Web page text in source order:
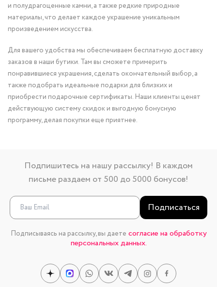
и полудрагоценные камни, а также редкие природные
материалы, что делает каждое украшение уникальным
произведением искусства.
Для вашего удобства мы обеспечиваем бесплатную доставку
заказов в наши бутики. Там вы сможете примерить
понравившиеся украшения, сделать окончательный выбор, а
также подобрать идеальные подарки для близких и
приобрести подарочные сертификаты. Наши клиенты ценят
действующую систему скидок и выгодную бонусную
программу, делая покупки еще приятнее.
Подпишитесь на нашу рассылку! В каждом
письме раздаем от 500 до 5000 бонусов!
Подписаться
Подписываясь на рассылку, вы даете согласие на обработку
персональных данных.